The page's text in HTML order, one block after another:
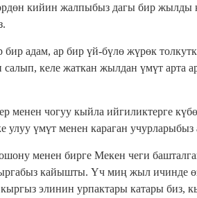
кийин жалпыбыз дагы бир
адам, ар бир үй-бүлө жүрөк
салып, келе жаткан жылдан үмүт арта
менен чогуу кыйла ийгиликтерге
улуу үмүт менен караган учурларыбыз
менен бирге Мекен чеги
кайышты. Үч миң жыл ичинде
элинин урпактары катары биз,